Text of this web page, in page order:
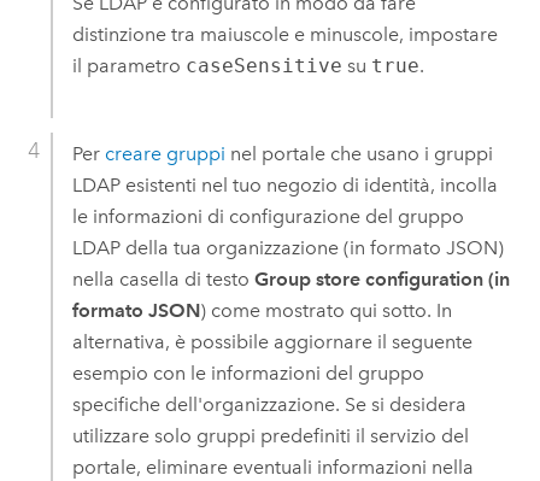
distinzione tra maiuscole e minuscole, impostare
il parametro caseSensitive su true.
Per creare gruppi nel portale che usano i gruppi
LDAP esistenti nel tuo negozio di identità, incolla
le informazioni di configurazione del gruppo
LDAP della tua organizzazione (in formato JSON)
nella casella di testo Group store configuration (in
formato JSON) come mostrato qui sotto. In
alternativa, è possibile aggiornare il seguente
esempio con le informazioni del gruppo
specifiche dell'organizzazione. Se si desidera
utilizzare solo gruppi predefiniti il servizio del
portale, eliminare eventuali informazioni nella